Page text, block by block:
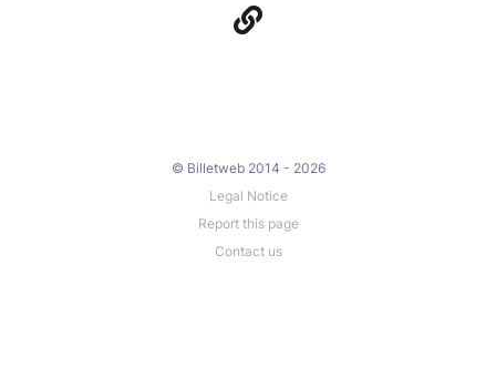
© Billetweb 2014 - 2026
Legal Notice
Report this page
Contact us